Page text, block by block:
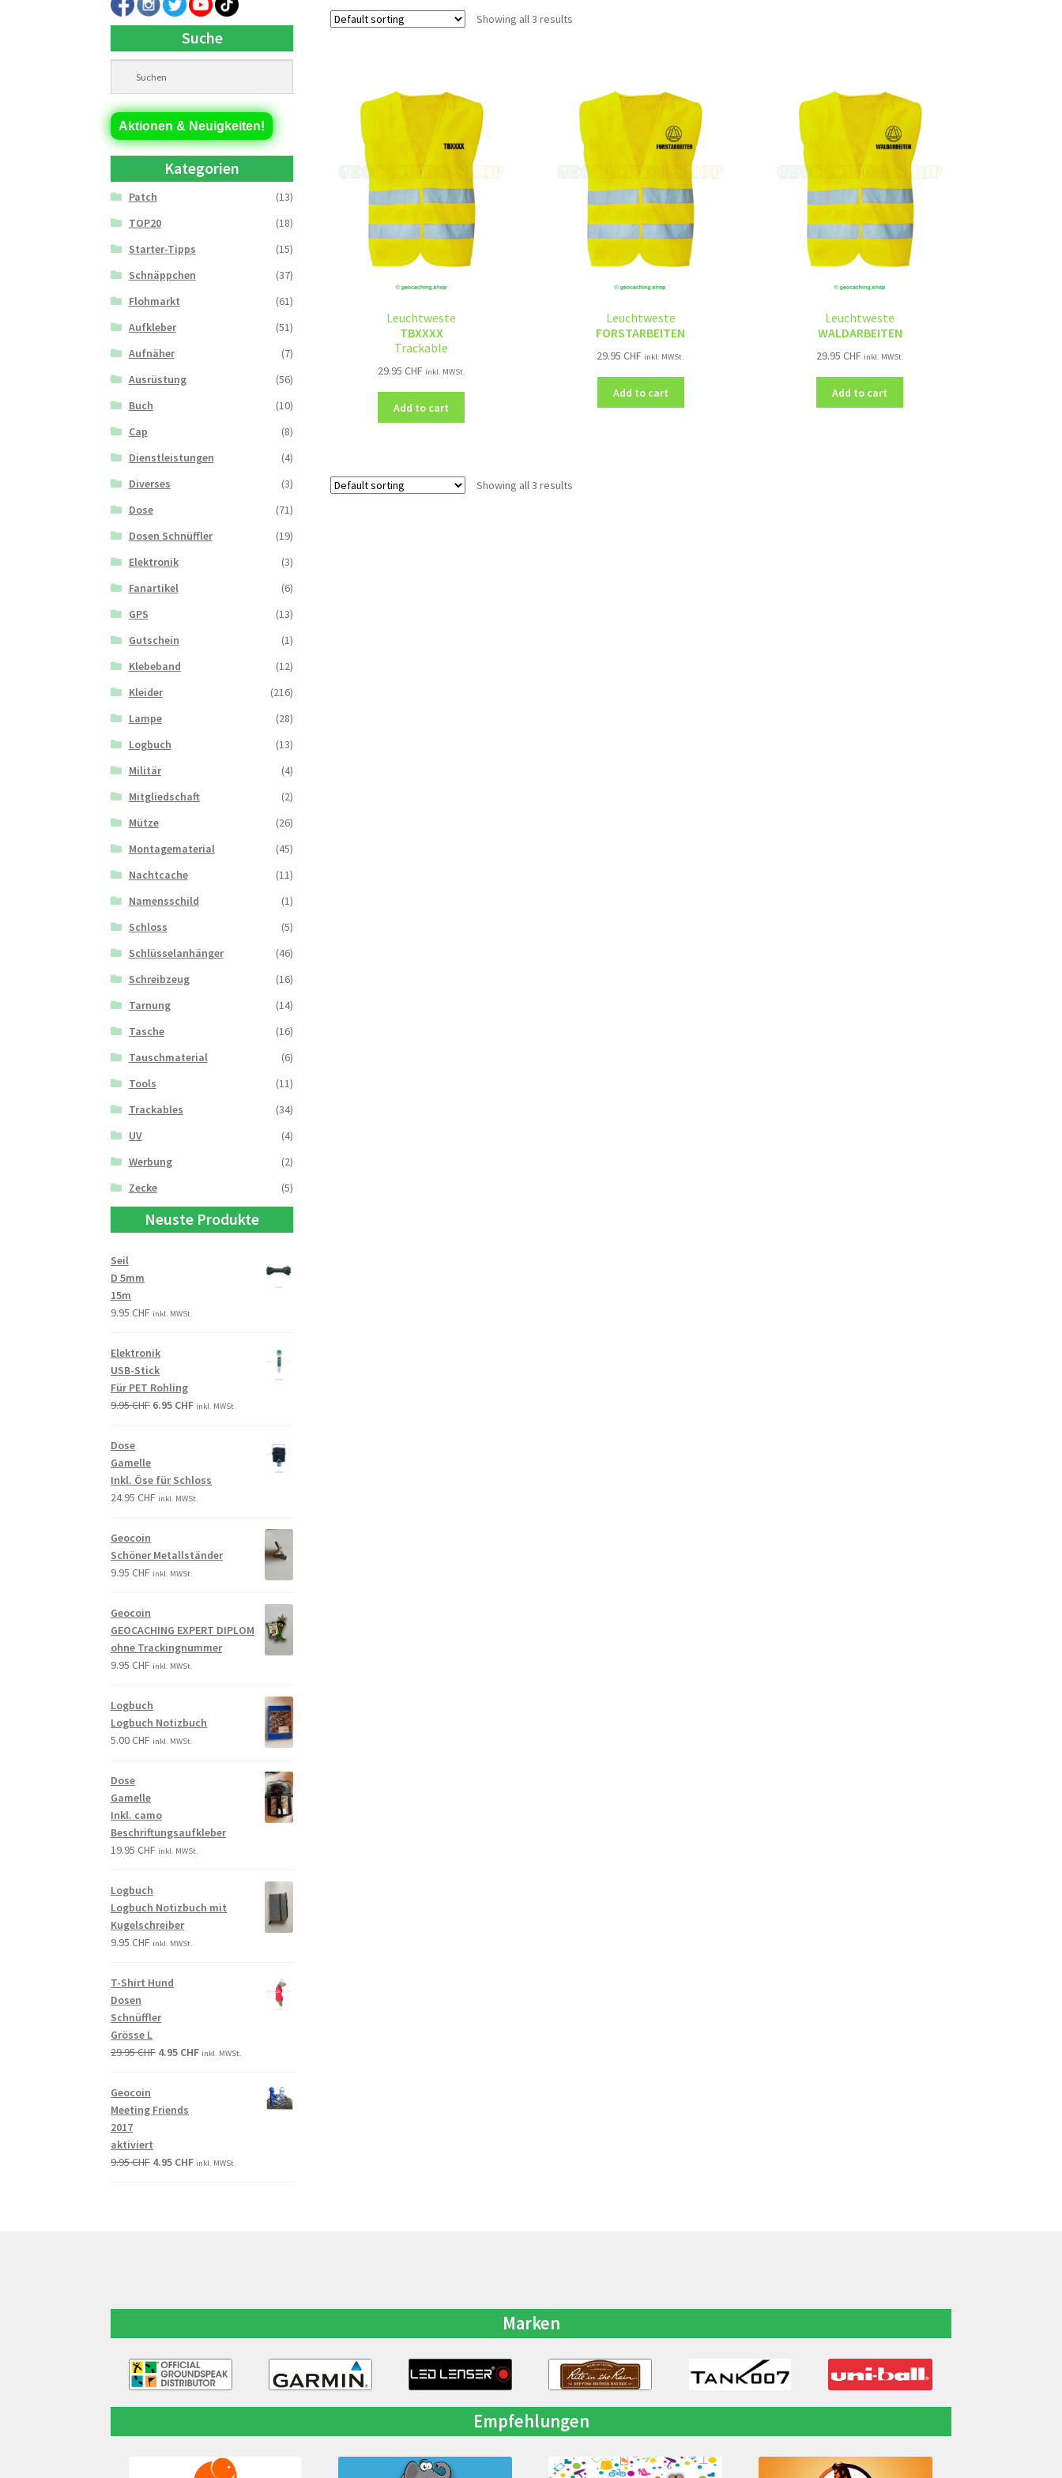
Showing all 3 results
Leuchtweste
TBXXXX
Trackable
29.95 CHF inkl. MWSt.
Add to cart
Leuchtweste
FORSTARBEITEN
29.95CHF inkl. MWSt.
Add to cart
Leuchtweste
WALDARBEITEN
29.95 CHF inkl. MWSt.
Add to cart
Showing all 3 results
Suche
Aktionen & Neuigkeiten!
Kategorien
Patch
(13)
TOP20
(18)
Starter-Tipps
(15)
Schnäppchen
(37)
Flohmarkt
(61)
Aufkleber
(51)
Aufnäher
(7)
Ausrüstung
(56)
Buch
(10)
Cap
(8)
Dienstleistungen
(4)
Diverses
(3)
Dose
(71)
Dosen Schnüffler
(19)
Elektronik
(3)
Fanartikel
(6)
GPS
(13)
Gutschein
(1)
Klebeband
(12)
Kleider
(216)
Lampe
(28)
Logbuch
(13)
Militär
(4)
Mitgliedschaft
(2)
Mütze
(26)
Montagematerial
(45)
Nachtcache
(11)
Namensschild
(1)
Schloss
(5)
Schlüsselanhänger
(46)
Schreibzeug
(16)
Tarnung
(14)
Tasche
(16)
Tauschmaterial
(6)
Tools
(11)
Trackables
(34)
UV
(4)
Werbung
(2)
Zecke
(5)
Neuste Produkte
Seil
D 5mm
15m
9.95CHF inkl. MWSt.
Elektronik
USB-Stick
Für PET Rohling
9.95CHF 6.95 CHF inkl. MWSt.
Dose
Gamelle
Inkl. Öse für Schloss
24.95CHF inkl. MWSt.
Geocoin
Schöner Metallständer
9.95CHF inkl. MWSt.
Geocoin
GEOCACHING EXPERT DIPLOM
ohne Trackingnummer
9.95CHF inkl. MWSt.
Logbuch
Logbuch Notizbuch
5.00CHF inkl. MWSt.
Dose
Gamelle
Inkl. camo
Beschriftungsaufkleber
19.95CHF inkl. MWSt.
Logbuch
Logbuch Notizbuch mit
Kugelschreiber
9.95CHF inkl. MWSt.
T-Shirt Hund
Dosen
Schnüffler
Grösse L
29.95CHF 4.95 CHF inkl. MWSt.
Geocoin
Meeting Friends
2017
aktiviert
9.95CHF 4.95 CHF inkl. MWSt.
Marken
Empfehlungen